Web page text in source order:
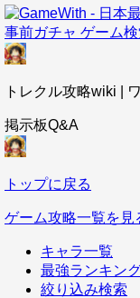
事前ガチャ ゲーム検
トレクル攻略wiki |
掲示板Q&A
トップに戻る
ゲーム攻略一覧を見
キャラ一覧
最強ランキン
絞り込み検索